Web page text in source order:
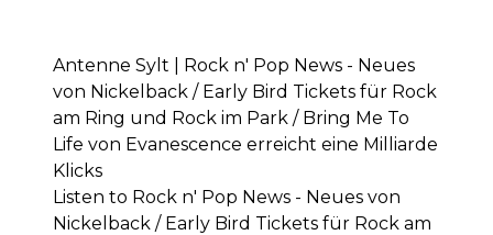
Antenne Sylt | Rock n' Pop News - Neues
von Nickelback / Early Bird Tickets für Rock
am Ring und Rock im Park / Bring Me To
Life von Evanescence erreicht eine Milliarde
Klicks
Listen to Rock n' Pop News - Neues von
Nickelback / Early Bird Tickets für Rock am